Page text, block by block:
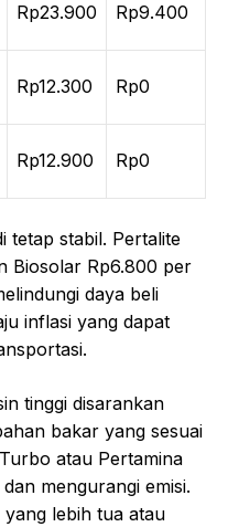
Rp23.900 Rp9.400
Rp12.300 Rp0
Rp12.900 Rp0
tetap stabil. Pertalite
Biosolar Rp6.800 per
daya beli
inflasi yang dapat
tinggi disarankan
bakar yang sesuai
atau Pertamina
mengurangi emisi.
yang lebih tua atau